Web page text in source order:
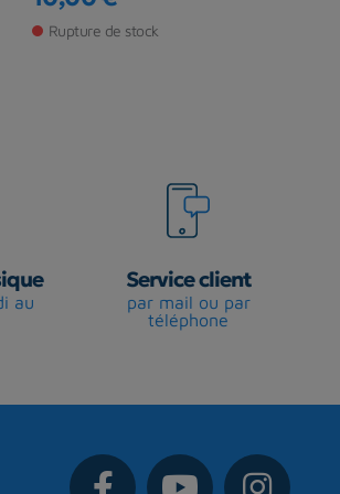
Prix
Rupture de stock
au
Service client
par mail ou par
téléphone